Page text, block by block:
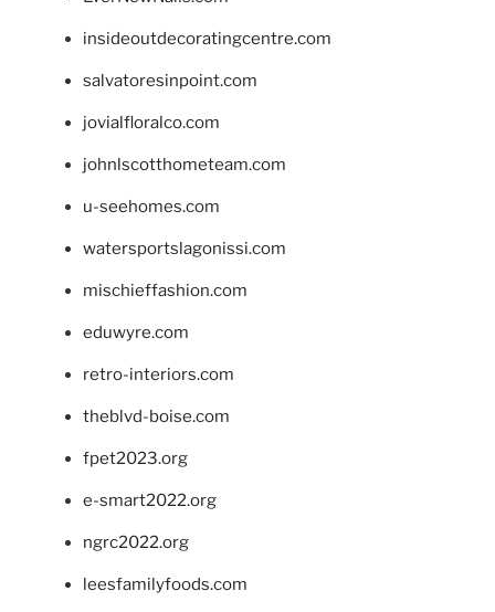
insideoutdecoratingcentre.com
salvatoresinpoint.com
jovialfloralco.com
johnlscotthometeam.com
u-seehomes.com
watersportslagonissi.com
mischieffashion.com
eduwyre.com
retro-interiors.com
theblvd-boise.com
fpet2023.org
e-smart2022.org
ngrc2022.org
leesfamilyfoods.com